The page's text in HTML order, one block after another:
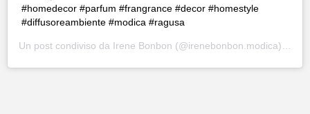
#homedecor #parfum #frangrance #decor #homestyle
#diffusoreambiente #modica #ragusa
Un post condiviso da Irene Bonbon (@irenebonbon.modica) in data: